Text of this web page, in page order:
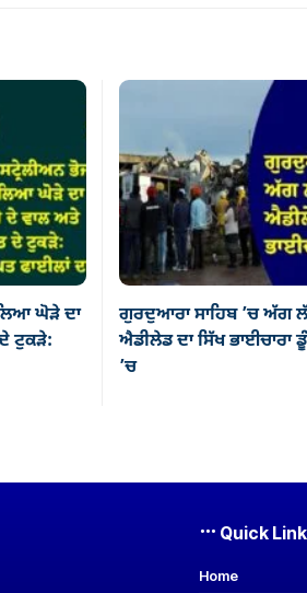
ਘੋੜੇ ਦਾ
ਟੁਕੜੇ:
ਗੁਰਦੁਆਰਾ ਸਾਹਿਬ ’ਚ ਅੱਗ
ਐਡੀਲੇਡ ਦਾ ਸਿੱਖ ਭਾਈਚਾਰਾ
’ਚ
Quick
Home